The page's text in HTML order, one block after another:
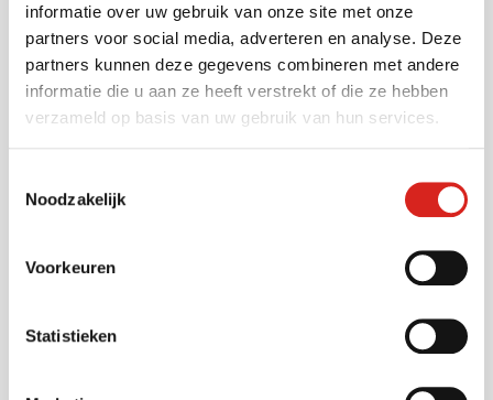
informatie over uw gebruik van onze site met onze
partners voor social media, adverteren en analyse. Deze
partners kunnen deze gegevens combineren met andere
informatie die u aan ze heeft verstrekt of die ze hebben
verzameld op basis van uw gebruik van hun services.
Noodzakelijk
Voorkeuren
Statistieken
Gemeenten
Vervoersbedrijven
Onderwijs
Industrie
Bouwsector
Zorg
Bedrijventerreinen